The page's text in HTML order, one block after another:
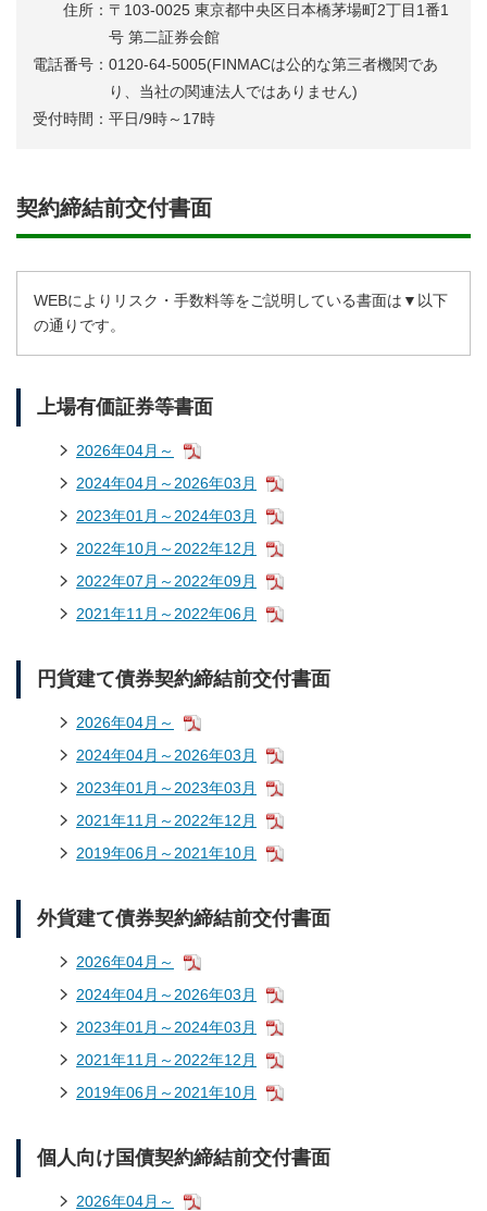
住所： 〒103-0025 東京都中央区日本橋茅場町2丁目1番1
号 第二証券会館
電話番号： 0120-64-5005(FINMACは公的な第三者機関であ
り、当社の関連法人ではありません)
受付時間： 平日/9時～17時
契約締結前交付書面
WEBによりリスク・手数料等をご説明している書面は▼以下
の通りです。
上場有価証券等書面
2026年04月～
2024年04月～2026年03月
2023年01月～2024年03月
2022年10月～2022年12月
2022年07月～2022年09月
2021年11月～2022年06月
円貨建て債券契約締結前交付書面
2026年04月～
2024年04月～2026年03月
2023年01月～2023年03月
2021年11月～2022年12月
2019年06月～2021年10月
外貨建て債券契約締結前交付書面
2026年04月～
2024年04月～2026年03月
2023年01月～2024年03月
2021年11月～2022年12月
2019年06月～2021年10月
個人向け国債契約締結前交付書面
2026年04月～